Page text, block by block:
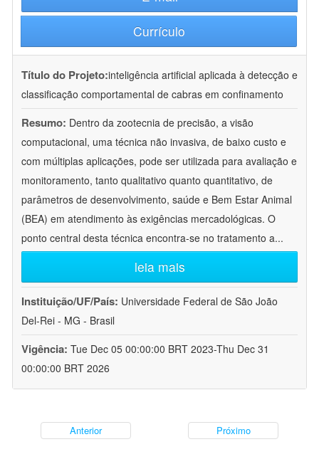
Currículo
Título do Projeto:inteligência artificial aplicada à detecção e
classificação comportamental de cabras em confinamento
Resumo: Dentro da zootecnia de precisão, a visão
computacional, uma técnica não invasiva, de baixo custo e
com múltiplas aplicações, pode ser utilizada para avaliação e
monitoramento, tanto qualitativo quanto quantitativo, de
parâmetros de desenvolvimento, saúde e Bem Estar Animal
(BEA) em atendimento às exigências mercadológicas. O
ponto central desta técnica encontra-se no tratamento a...
leia mais
Instituição/UF/País: Universidade Federal de São João
Del-Rei - MG - Brasil
Vigência: Tue Dec 05 00:00:00 BRT 2023-Thu Dec 31
00:00:00 BRT 2026
Anterior Próximo